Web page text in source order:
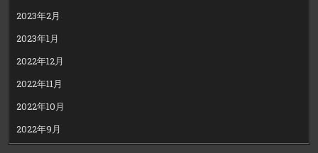
2023年2月
2023年1月
2022年12月
2022年11月
2022年10月
2022年9月